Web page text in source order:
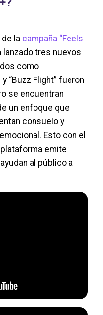
la campaña “Feels
lanzado tres nuevos
como
y “Buzz Flight” fueron
se encuentran
un enfoque que
consuelo y
Esto con el
emite
al público a